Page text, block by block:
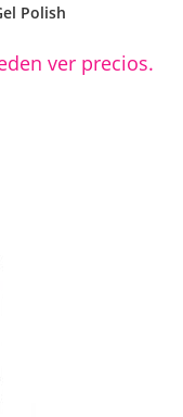
Polish
ver precios.